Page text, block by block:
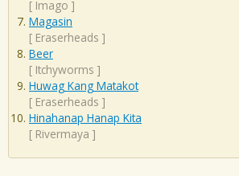
[ Imago ]
Magasin
[ Eraserheads ]
Beer
[ Itchyworms ]
Huwag Kang Matakot
[ Eraserheads ]
Hinahanap Hanap Kita
[ Rivermaya ]